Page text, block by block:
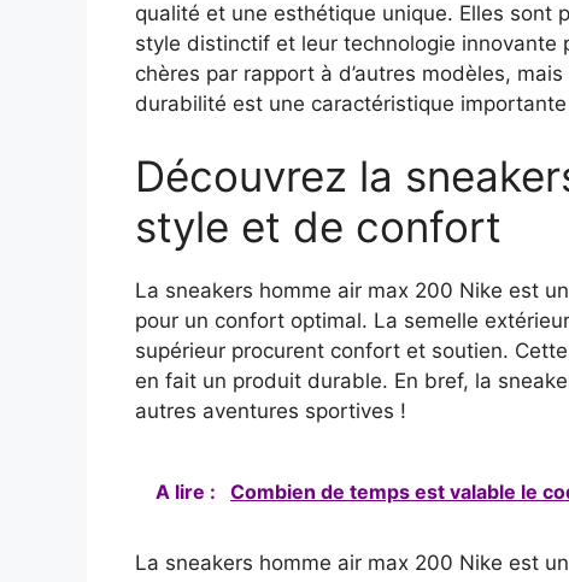
qualité et une esthétique unique. Elles sont
style distinctif et leur technologie innovante
chères par rapport à d’autres modèles,
durabilité est une caractéristique
Découvrez la
style et de confort
La sneakers homme air max 200 Nike est
pour un confort optimal. La semelle
supérieur procurent confort et soutien.
en fait un produit durable. En bref, la
autres aventures sportives !
A lire : Combien de temps est valable le
La sneakers homme air max 200 Nike est